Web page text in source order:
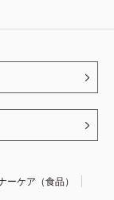
ーケア（食品）